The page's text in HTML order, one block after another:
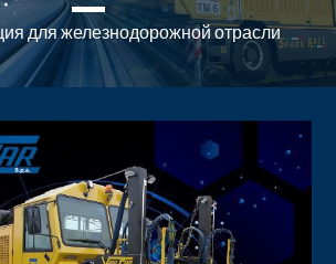
для железнодорожной отрасли